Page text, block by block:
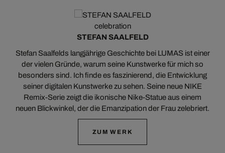
celebration
STEFAN SAALFELD
Stefan Saalfelds langjährige Geschichte bei LUMAS ist einer
der vielen Gründe, warum seine Kunstwerke für mich so
besonders sind. Ich finde es faszinierend, die Entwicklung
seiner digitalen Kunstwerke zu sehen. Seine neue NIKE
Remix-Serie zeigt die ikonische Nike-Statue aus einem
neuen Blickwinkel, der die Emanzipation der Frau zelebriert.
ZUM WERK